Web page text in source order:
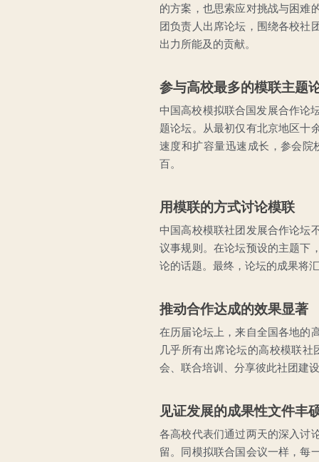
的方案，也思索应对挑战与困难
团负责人出席论坛，围绕各校社
出力所能及的贡献。
参与高校最多的模联主题
中国高校模拟联合国发展合作论
题论坛。从最初仅有北京地区十
速度和扩容量迅速成长，参会
百。
用模联的方式讨论模联
中国高校模联社团发展合作论坛
议事规则。在论坛预设的主题下
论的话题。最终，论坛的成果将
推动合作达成的效果显著
在历届论坛上，来自全国各地的
几乎所有出席论坛的高校模联
会、联合培训、分享彼此社团建
见证发展的成果性文件丰
各高校代表们通过两天的深入讨
留。同模拟联合国会议一样，每